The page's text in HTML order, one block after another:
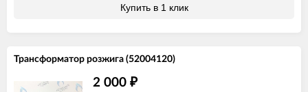
Купить в 1 клик
Трансформатор розжига (52004120)
2 000 ₽